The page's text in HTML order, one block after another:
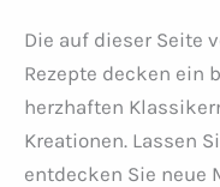
Die auf dieser Seite
Rezepte decken ein
herzhaften
Kreationen. Lassen
entdecken Sie neue